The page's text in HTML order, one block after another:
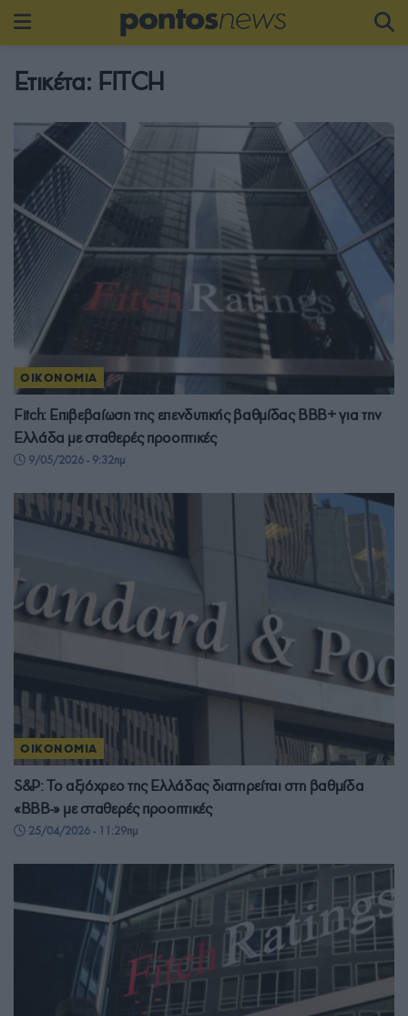
Ετικέτα: FITCH
ΟΙΚΟΝΟΜΙΑ
Fitch: Επιβεβαίωση της επενδυτικής βαθμίδας BBB+ για την
Ελλάδα με σταθερές προοπτικές
9/05/2026 - 9:32πμ
ΟΙΚΟΝΟΜΙΑ
S&P: Το αξιόχρεο της Ελλάδας διατηρείται στη βαθμίδα
«BBB-» με σταθερές προοπτικές
25/04/2026 - 11:29πμ